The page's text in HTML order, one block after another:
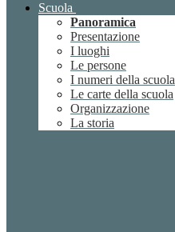
Scuola
Panoramica
Presentazione
I luoghi
Le persone
I numeri della scuola
Le carte della scuola
Organizzazione
La storia